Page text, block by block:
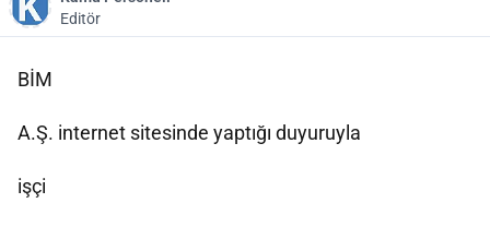
Editör
BİM
A.Ş. internet sitesinde yaptığı duyuruyla
işçi